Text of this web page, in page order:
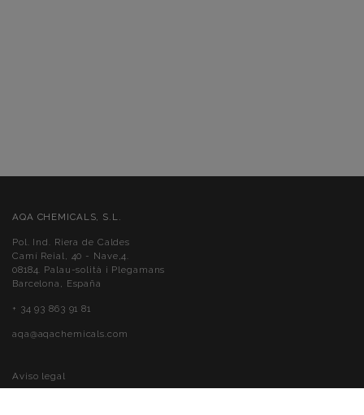
AQA CHEMICALS, S.L.
Pol. Ind. Riera de Caldes
Camí Reial, 40 - Nave,4.
08184. Palau-solità i Plegamans
Barcelona, España
+ 34 93 863 91 81
aqa@aqachemicals.com
Aviso legal